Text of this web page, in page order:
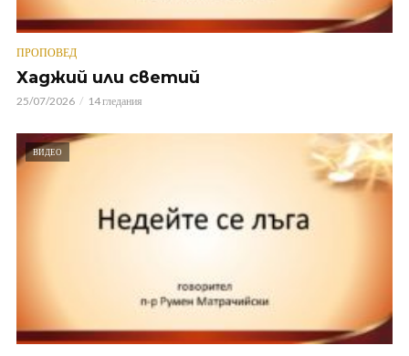
ПРОПОВЕД
Хаджий или светий
25/07/2026 14 гледания
ВИДЕО